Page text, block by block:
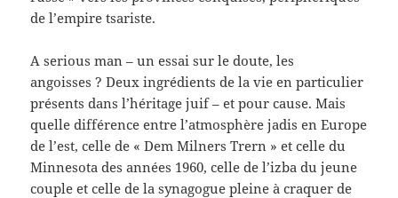
de l’empire tsariste.
A serious man – un essai sur le doute, les
angoisses ? Deux ingrédients de la vie en particulier
présents dans l’héritage juif – et pour cause. Mais
quelle différence entre l’atmosphère jadis en Europe
de l’est, celle de « Dem Milners Trern » et celle du
Minnesota des années 1960, celle de l’izba du jeune
couple et celle de la synagogue pleine à craquer de